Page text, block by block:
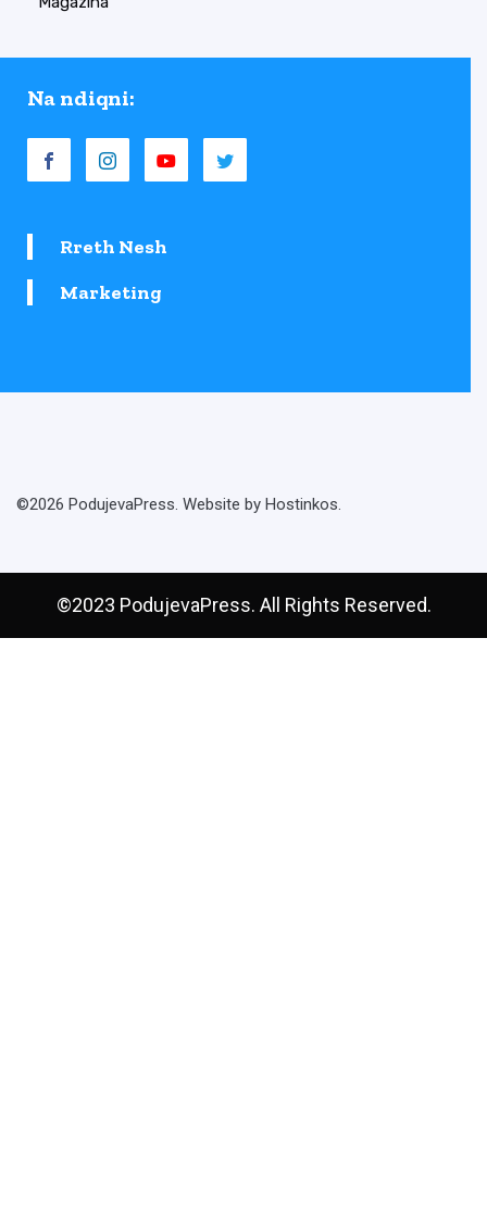
Na ndiqni:
Rreth Nesh
Marketing
©2026 PodujevaPress. Website by Hostinkos.
©2023 PodujevaPress. All Rights Reserved.